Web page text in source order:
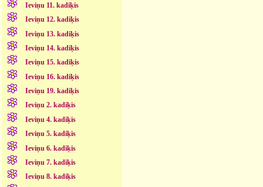
Ieviņu 11. kadiķis
Ieviņu 12. kadiķis
Ieviņu 13. kadiķis
Ieviņu 14. kadiķis
Ieviņu 15. kadiķis
Ieviņu 16. kadiķis
Ieviņu 19. kadiķis
Ieviņu 2. kadiķis
Ieviņu 4. kadiķis
Ieviņu 5. kadiķis
Ieviņu 6. kadiķis
Ieviņu 7. kadiķis
Ieviņu 8. kadiķis